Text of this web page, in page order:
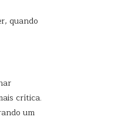
quando
crítica.
um